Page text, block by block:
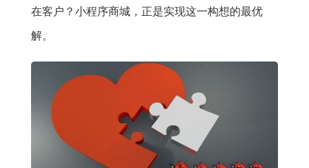
在客户？小程序商城，正是实现这一构想的最优
解。